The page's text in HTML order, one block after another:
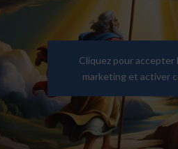
Cliquez pour accepter
marketing et activer